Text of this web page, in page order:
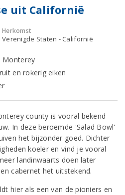
uit Californië
Herkomst
Verenigde Staten - Californië
Monterey
en rokerig eiken
county is vooral bekend
In deze beroemde 'Salad Bowl'
het bijzonder goed. Dichter
koeler en vind je vooral
landinwaarts doen later
cabernet het uitstekend.
hier als een van de pioniers en